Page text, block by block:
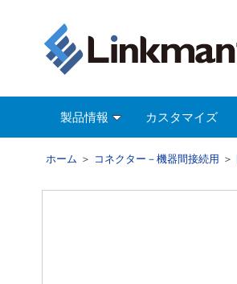
製品情報 カスタマイズ
ホーム ＞ コネクター－機器間接続用 ＞